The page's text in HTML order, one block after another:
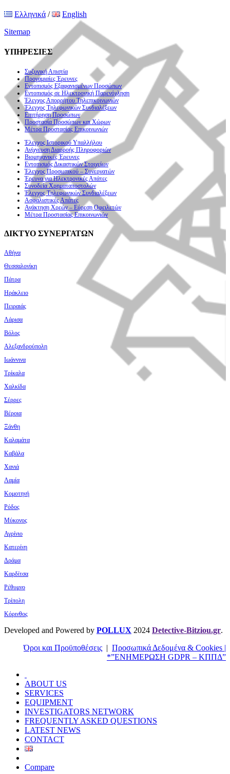
Ελληνικά /
English
Sitemap
ΥΠΗΡΕΣΙΕΣ
Συζυγική Απιστία
Προγαμιαίες Έρευνες
Εντοπισμός Εξαφανισμένων Προσώπων
Εντοπισμός σε Ηλεκτρονική Παρενόχληση
Έλεγχος Απορρήτου Τηλεπικοινωνιών
Έλεγχος Τηλεφωνικών Συνδιαλέξεων
Επιτήρηση Προσώπων
Προστασία Προσώπων και Χώρων
Μέτρα Προστασίας Επικοινωνιών
Έλεγχος Ιστορικού Υπαλλήλου
Ανίχνευση Διαρροής Πληροφοριών
Βιομηχανικές Έρευνες
Εντοπισμός Δικαστικών Στοιχείων
Έλεγχος Προσωπικού – Συνεργατών
Έρευνα για Ηλεκτρονικές Απάτες
Συνοδεία Χρηματαποστολών
Έλεγχος Τηλεφωνικών Συνδιαλέξεων
Ασφαλιστικές Απάτες
Ανάκτηση Χρεών – Εύρεση Οφειλετών
Μέτρα Προστασίας Επικοινωνιών
ΔΙΚΤΥΟ ΣΥΝΕΡΓΑΤΩΝ
Αθήνα
Θεσσαλονίκη
Πάτρα
Ηράκλειο
Πειραιάς
Λάρισα
Βόλος
Αλεξανδρούπολη
Ιωάννινα
Τρίκαλα
Χαλκίδα
Σέρρες
Βέροια
Ξάνθη
Καλαμάτα
Καβάλα
Χανιά
Λαμία
Κομοτηνή
Ρόδος
Μύκονος
Αγρίνιο
Κατερίνη
Δράμα
Καρδίτσα
Ρέθυμνο
Τρίπολη
Κόρινθος
Developed and Powered by POLLUX 2024 Detective-Bitziou.gr.
Όροι και Προϋποθέσεις | Προσωπικά Δεδομένα & Cookies |
*”ΕΝΗΜΕΡΩΣΗ GDPR – ΚΠΠΔ”
ABOUT US
SERVICES
EQUIPMENT
INVESTIGATORS NETWORK
FREQUENTLY ASKED QUESTIONS
LATEST NEWS
CONTACT
Compare